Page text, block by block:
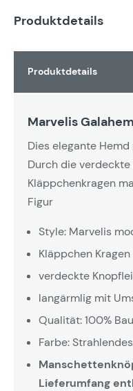
Produktdetails
Produktdetails
Marvelis
Dies elegante
Durch die
Kläppchenkragen
Figur
Style: Marvelis
Kläppchen Kragen
verdeckte
langärmlig mit
Qualität: 100%
Farbe:
Lieferumfang